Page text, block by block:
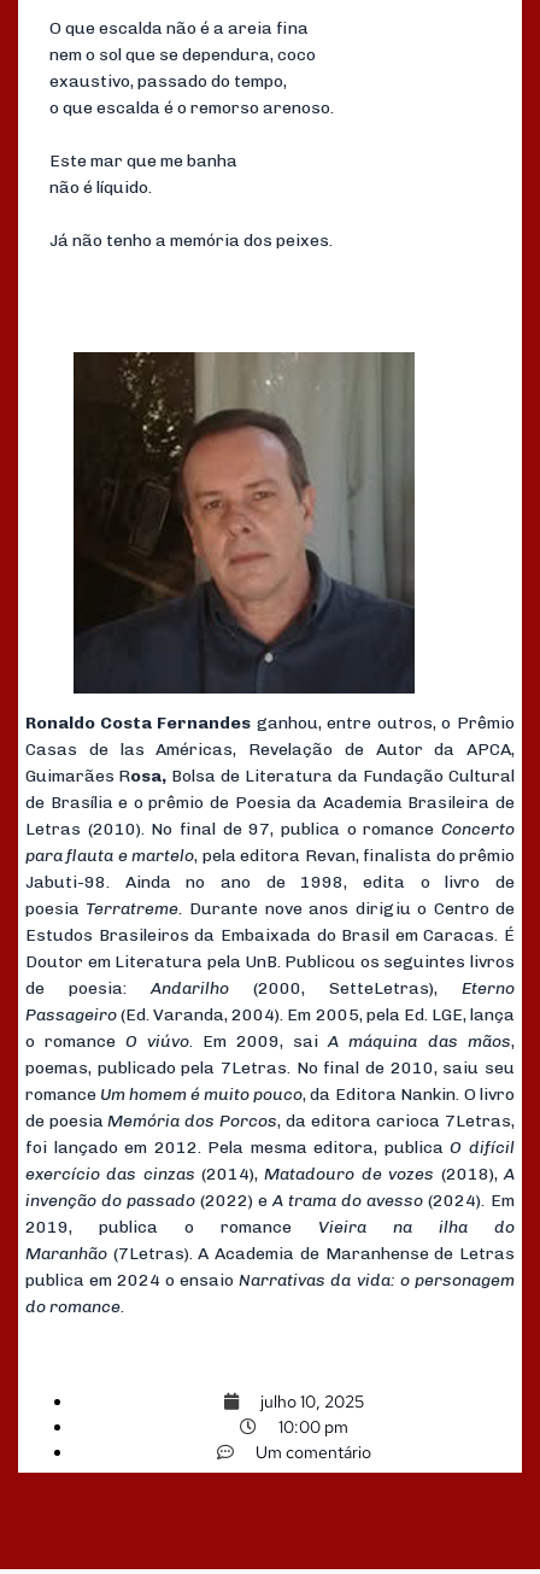
O que escalda não é a areia fina
nem o sol que se dependura, coco
exaustivo, passado do tempo,
o que escalda é o remorso arenoso.
Este mar que me banha
não é líquido.
Já não tenho a memória dos peixes.
Ronaldo Costa Fernandes ganhou, entre outros, o Prêmio
Casas de las Américas, Revelação de Autor da APCA,
Guimarães Rosa, Bolsa de Literatura da Fundação Cultural
de Brasília e o prêmio de Poesia da Academia Brasileira de
Letras (2010). No final de 97, publica o romance Concerto
para flauta e martelo, pela editora Revan, finalista do prêmio
Jabuti-98. Ainda no ano de 1998, edita o livro de
poesia Terratreme. Durante nove anos dirigiu o Centro de
Estudos Brasileiros da Embaixada do Brasil em Caracas. É
Doutor em Literatura pela UnB. Publicou os seguintes livros
de poesia:Andarilho (2000, SetteLetras), Eterno
Passageiro(Ed. Varanda, 2004). Em 2005, pela Ed. LGE, lança
o romance O viúvo. Em 2009, saiA máquina das mãos,
poemas, publicado pela 7Letras. No final de 2010, saiu seu
romance Um homem é muito pouco, da Editora Nankin. O livro
de poesiaMemória dos Porcos, da editora carioca 7Letras,
foi lançado em 2012. Pela mesma editora, publica O difícil
exercício das cinzas (2014), Matadouro de vozes (2018),A
invenção do passado (2022) eA trama do avesso (2024). Em
2019, publica o romance Vieira na ilha do
Maranhão (7Letras). A Academia de Maranhense de Letras
publica em 2024 o ensaio Narrativas da vida: o personagem
do romance.
julho 10, 2025
10:00 pm
Um comentário